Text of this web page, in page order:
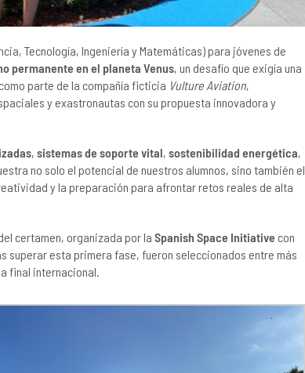
Tecnología, Ingeniería y Matemáticas) para jóvenes de
permanente en el planeta Venus, un desafío que exigía una
parte de la compañía ficticia Vulture Aviation,
y exastronautas con su propuesta innovadora y
, sistemas de soporte vital, sostenibilidad energética,
no solo el potencial de nuestros alumnos, sino también el
y la preparación para afrontar retos reales de alta
certamen, organizada por la Spanish Space Initiative con
superar esta primera fase, fueron seleccionados entre más
final internacional.